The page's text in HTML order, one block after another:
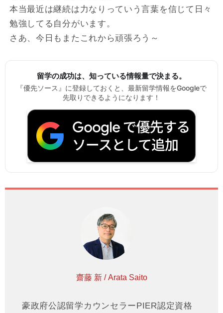
本当最近は継続は力なりっていう言葉を信じて日々
勉強してる自分がいます。
さあ、今日もまたこれから頑張ろう～
留学の成功は、知っている情報量で決まる。
『優先ソース』に登録しておくと、最新留学情報をGoogleで
先取りできるようになります！
齋藤 新 / Arata Saito
豪政府公認留学カウンセラーPIER認定資格